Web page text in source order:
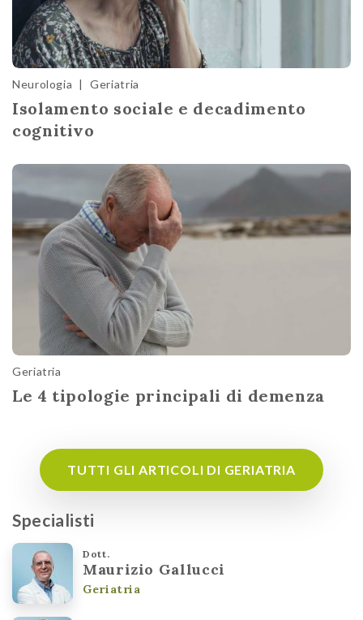
Neurologia | Geriatria
Isolamento sociale e decadimento
cognitivo
Geriatria
Le 4 tipologie principali di demenza
TUTTI GLI ARTICOLI DI GERIATRIA
Specialisti
Dott.
Maurizio Gallucci
Geriatria